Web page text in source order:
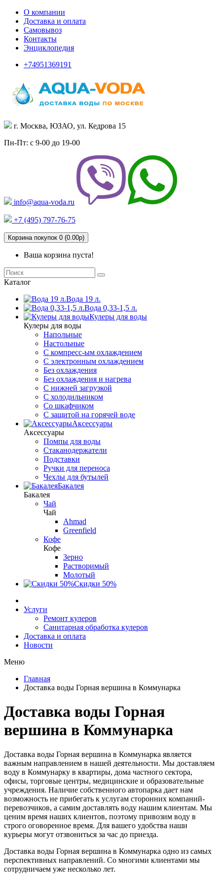
О компании
Доставка и оплата
Самовывоз
Контакты
Энциклопедия
+74951369191
г. Москва, ЮЗАО, ул. Кедрова 15
Пн-Пт: с 9-00 до 19-00
info@aqua-voda.ru
+7 (495) 797-76-75
Корзина покупок 0 (0.00р)
Ваша корзина пуста!
Каталог
Вода 19 л.
Вода 0,33-1,5 л.
Кулеры для воды
Кулеры для воды
Напольные
Настольные
С компресс-ым охлаждением
С электронным охлаждением
Без охлаждения
Без охлаждения и нагрева
С нижней загрузкой
С холодильником
Со шкафчиком
С защитой на горячей воде
Аксессуары
Аксессуары
Помпы для воды
Стаканодержатели
Подставки
Ручки для переноса
Чехлы для бутылей
Бакалея
Бакалея
Чай
Чай
Ahmad
Greenfield
Кофе
Кофе
Зерно
Растворимый
Молотый
Скидки 50%
Услуги
Ремонт кулеров
Санитарная обработка кулеров
Доставка и оплата
Новости
Меню
Главная
Доставка воды Горная вершина в Коммунарка
Доставка воды Горная
вершина в Коммунарка
Доставка воды Горная вершина в Коммунарка является
важным направлением в нашей деятельности. Мы доставляем
воду в Коммунарку в квартиры, дома частного сектора,
офисы, торговые центры, медицинские и образовательные
учреждения. Наличие собственного автопарка дает нам
возможность не прибегать к услугам сторонних компаний-
перевозчиков, а самим доставлять воду нашим клиентам. Мы
ценим время наших клиентов, поэтому привозим воду в
строго оговоренное время. Для вашего удобства наши
курьеры могут отзвониться за час до приезда.
Доставка воды Горная вершина в Коммунарка одно из самых
перспективных направлений. Со многими клиентами мы
сотрудничаем уже несколько лет.